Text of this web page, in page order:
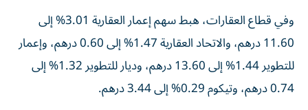
وفي قطاع العقارات، هبط سهم إعمار العقارية 3.01% إلى
11.60 درهم، والاتحاد العقارية 1.47% إلى 0.60 درهم، وإعمار
للتطوير 1.44% إلى 13.60 درهم، وديار للتطوير 1.32% إلى
0.74 درهم، وتيكوم 0.29% إلى 3.44 درهم.